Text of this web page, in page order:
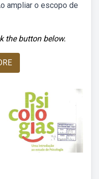
ampliar o escopo de
the button below.